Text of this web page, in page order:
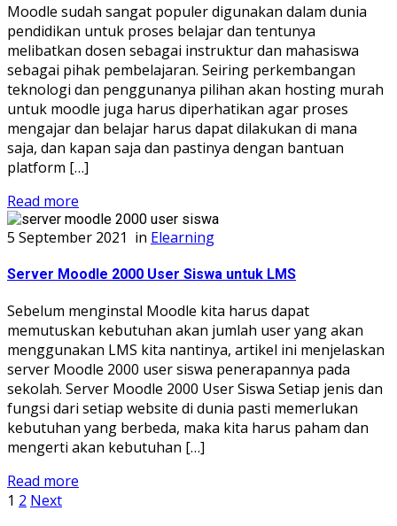
Moodle sudah sangat populer digunakan dalam dunia
pendidikan untuk proses belajar dan tentunya
melibatkan dosen sebagai instruktur dan mahasiswa
sebagai pihak pembelajaran. Seiring perkembangan
teknologi dan penggunanya pilihan akan hosting murah
untuk moodle juga harus diperhatikan agar proses
mengajar dan belajar harus dapat dilakukan di mana
saja, dan kapan saja dan pastinya dengan bantuan
platform […]
Read more
5 September 2021 in Elearning
Server Moodle 2000 User Siswa untuk LMS
Sebelum menginstal Moodle kita harus dapat
memutuskan kebutuhan akan jumlah user yang akan
menggunakan LMS kita nantinya, artikel ini menjelaskan
server Moodle 2000 user siswa penerapannya pada
sekolah. Server Moodle 2000 User Siswa Setiap jenis dan
fungsi dari setiap website di dunia pasti memerlukan
kebutuhan yang berbeda, maka kita harus paham dan
mengerti akan kebutuhan […]
Read more
1 2 Next